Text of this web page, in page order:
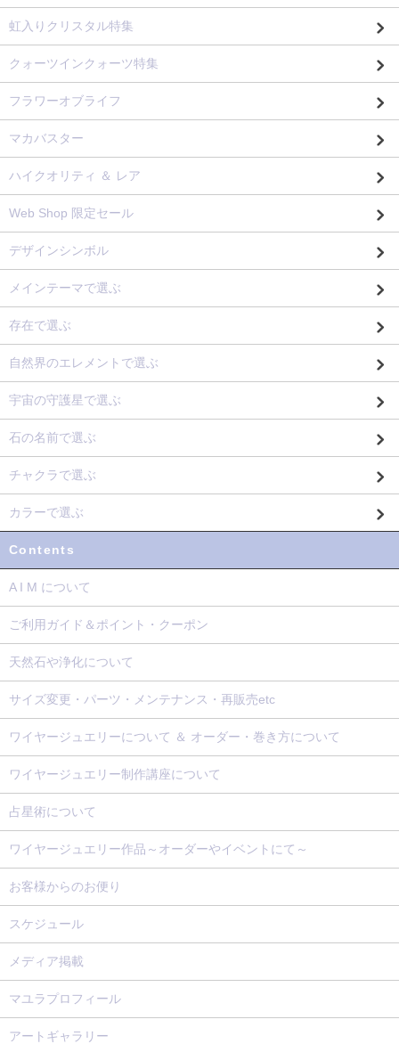
虹入りクリスタル特集
クォーツインクォーツ特集
フラワーオブライフ
マカバスター
ハイクオリティ ＆ レア
Web Shop 限定セール
デザインシンボル
メインテーマで選ぶ
存在で選ぶ
自然界のエレメントで選ぶ
宇宙の守護星で選ぶ
石の名前で選ぶ
チャクラで選ぶ
カラーで選ぶ
Contents
A I M について
ご利用ガイド＆ポイント・クーポン
天然石や浄化について
サイズ変更・パーツ・メンテナンス・再販売etc
ワイヤージュエリーについて ＆ オーダー・巻き方について
ワイヤージュエリー制作講座について
占星術について
ワイヤージュエリー作品～オーダーやイベントにて～
お客様からのお便り
スケジュール
メディア掲載
マユラプロフィール
アートギャラリー